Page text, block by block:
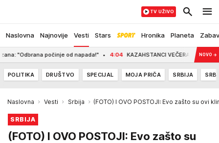
Naslovna Najnovije Vesti Stars Hronika Planeta
TV UŽIVO
"Odbrana počinje od napada!" 4:04 KAZAHSTANCI VEČERAS DOLAZE U
NOVO →
POLITIKA DRUŠTVO SPECIJAL MOJA PRIČA SRBIJA
Naslovna Vesti Srbija (FOTO) I OVO POSTOJI: Evo zašto su ovi
SRBIJA
(FOTO) I OVO POSTOJI: Evo zašto su